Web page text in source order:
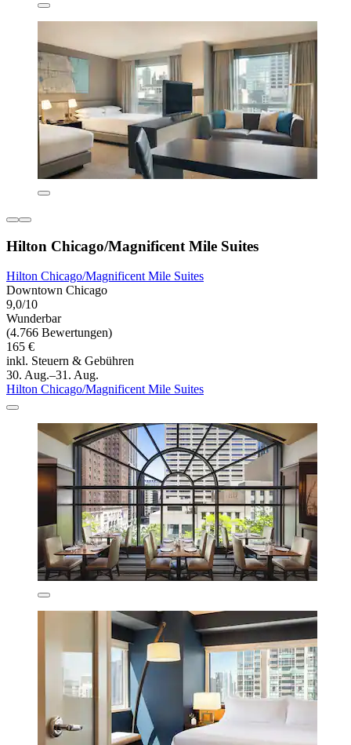
Hilton Chicago/Magnificent Mile Suites
Hilton Chicago/Magnificent Mile Suites
Downtown Chicago
9,0/10
Wunderbar
(4.766 Bewertungen)
165 €
inkl. Steuern & Gebühren
30. Aug.–31. Aug.
Hilton Chicago/Magnificent Mile Suites